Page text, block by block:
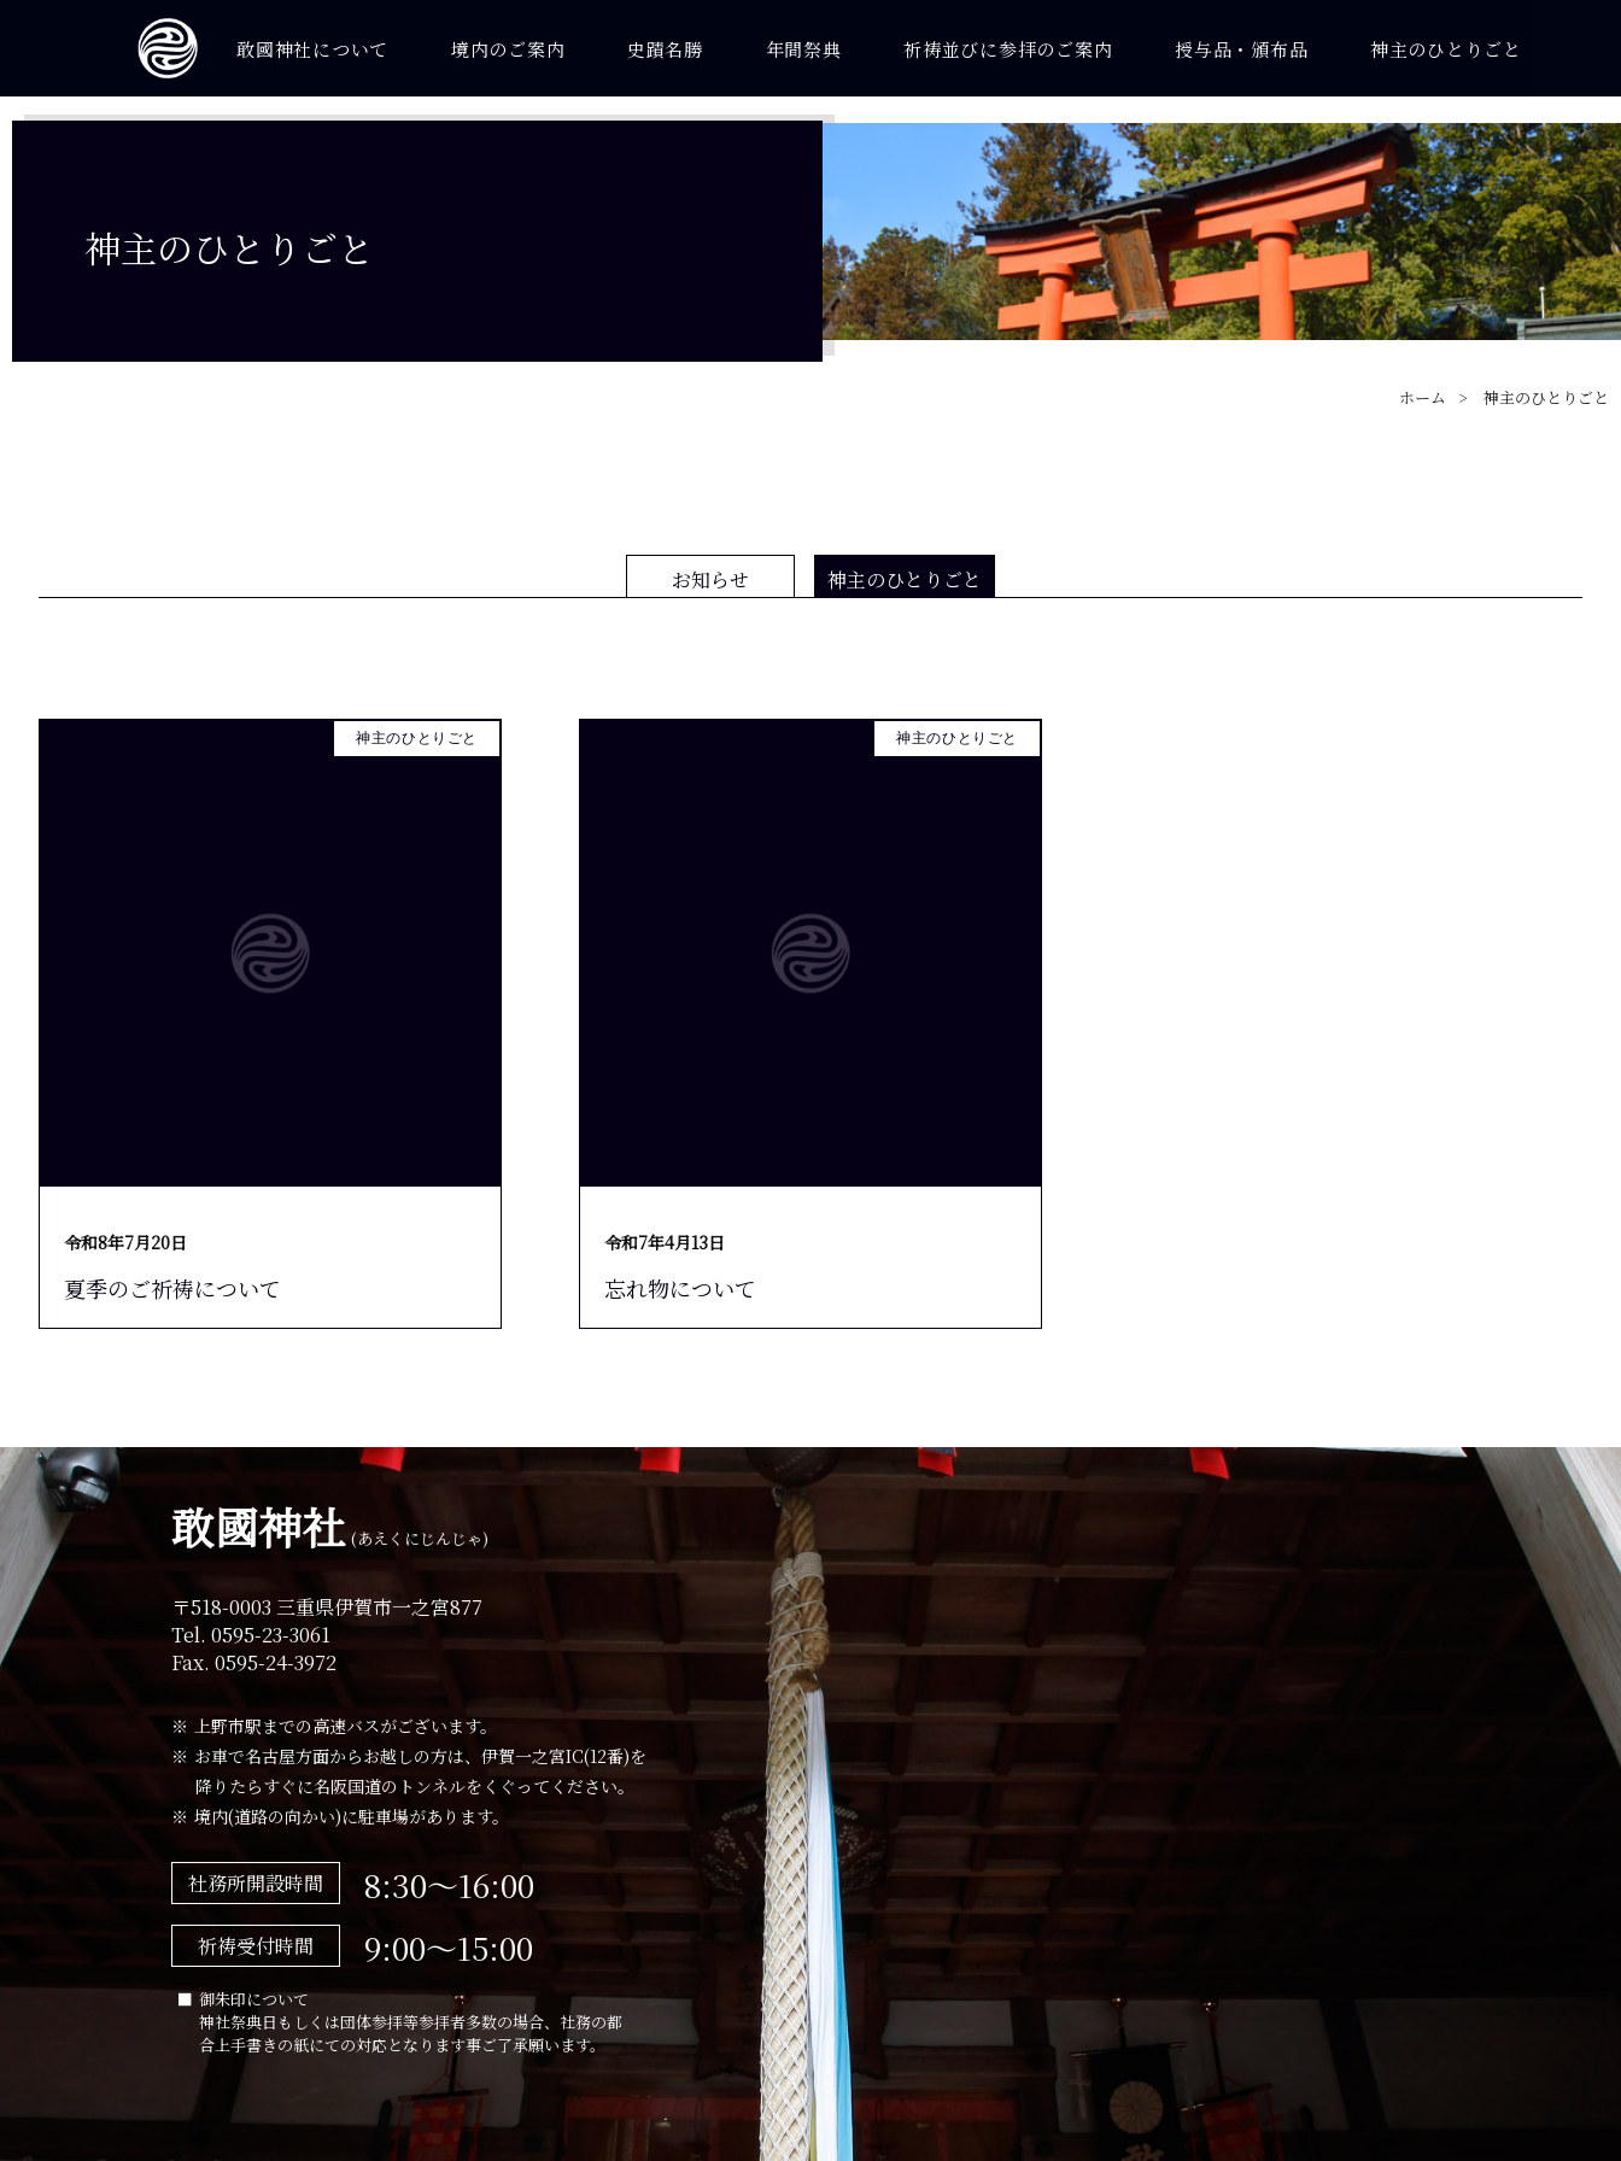
敢國神社について 境内のご案内 史蹟名勝 年間祭典 祈祷並びに参拝のご案内 授与品・頒布品 神主のひとりごと
神主のひとりごと
ホーム 神主のひとりごと
お知らせ 神主のひとりごと
令和8年7月20日
神主のひとりごと
夏季のご祈祷について
令和7年4月13日
神主のひとりごと
忘れ物について
敢國神社 (あえくにじんじゃ)
〒518-0003 三重県伊賀市一之宮877
Tel. 0595-23-3061
Fax. 0595-24-3972
上野市駅までの高速バスがございます。
お車で名古屋方面からお越しの方は、伊賀一之宮IC(12番)を
降りたらすぐに名阪国道のトンネルをくぐってください。
境内(道路の向かい)に駐車場があります。
社務所開設時間 8:30～16:00
祈祷受付時間 9:00～15:00
御朱印について
神社祭典日もしくは団体参拝等参拝者多数の場合、社務の都
合上手書きの紙にての対応となります事ご了承願います。